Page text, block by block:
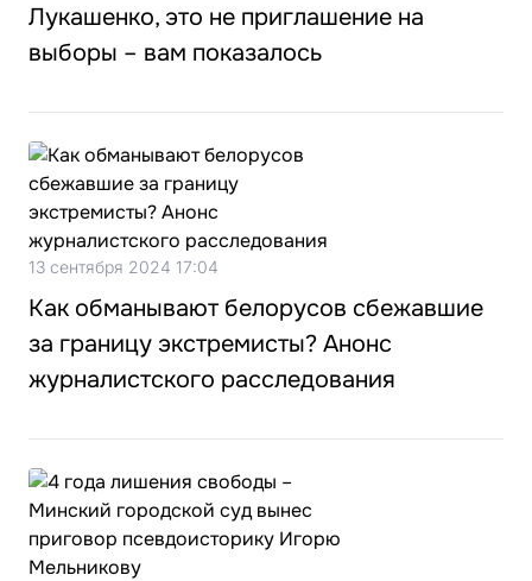
Лукашенко, это не приглашение на
выборы – вам показалось
13 сентября 2024 17:04
Как обманывают белорусов сбежавшие
за границу экстремисты? Анонс
журналистского расследования